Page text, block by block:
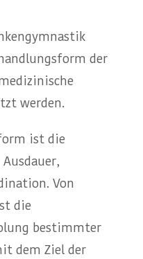
der
werden.
ist die
Von
die
bestimmter
dem Ziel der